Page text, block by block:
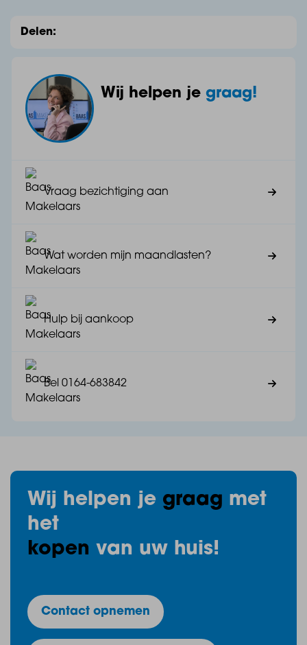
Dankzij de grote schuifpui stroomt het daglicht binnen
imte. Op de begane grond geniet je van je eigen terra
s, terwijl de appartementen op de verdiepingen besch
ikken over een balkon waar binnen en buiten naadloo
et appartement beschikt over een separaat toilet en e
en tweede toilet in de luxe, ruim opgezette badkamer.
van licht, ruimte en luxe, precies zoals jij het wilt.
Specificaties:
- Bouwnummers: 3, 4, 8, 9, 14 en 15
Delen:
Wij helpen je graag!
Vraag bezichtiging aan
Wat worden mijn maandlasten?
Hulp bij aankoop
Bel 0164-683842
Wij helpen je graag met
het
kopen van uw huis!
Contact opnemen